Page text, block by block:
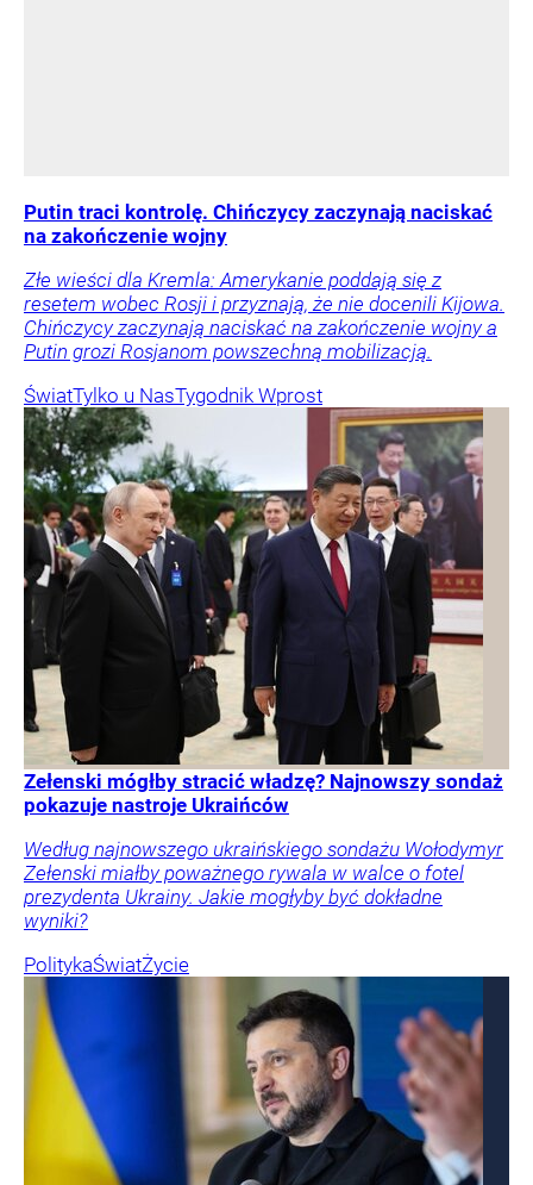
Putin traci kontrolę. Chińczycy zaczynają naciskać
na zakończenie wojny
Złe wieści dla Kremla: Amerykanie poddają się z
resetem wobec Rosji i przyznają, że nie docenili Kijowa.
Chińczycy zaczynają naciskać na zakończenie wojny a
Putin grozi Rosjanom powszechną mobilizacją.
ŚwiatTylko u NasTygodnik Wprost
Zełenski mógłby stracić władzę? Najnowszy sondaż
pokazuje nastroje Ukraińców
Według najnowszego ukraińskiego sondażu Wołodymyr
Zełenski miałby poważnego rywala w walce o fotel
prezydenta Ukrainy. Jakie mogłyby być dokładne
wyniki?
PolitykaŚwiatŻycie